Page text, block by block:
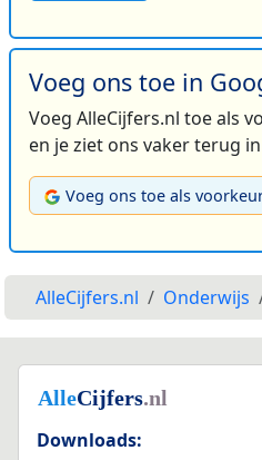
Voeg ons toe in
Voeg AlleCijfers.nl toe als
en je ziet ons vaker terug
Voeg ons toe als
AlleCijfers.nl Onderwijs
Downloads: